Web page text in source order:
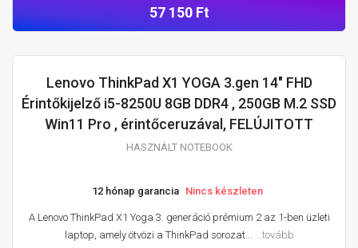
57 150 Ft
HASZNÁLT NOTEBOOK
Lenovo ThinkPad X1 YOGA 3.gen 14" FHD
Érintőkijelző i5-8250U 8GB DDR4 , 250GB M.2 SSD
Win11 Pro , érintőceruzával, FELÚJITOTT
HASZNÁLT NOTEBOOK
12 hónap garancia Nincs készleten
A Lenovo ThinkPad X1 Yoga 3. generáció prémium 2 az 1-ben üzleti
laptop, amely ötvözi a ThinkPad sorozat... ...tovább